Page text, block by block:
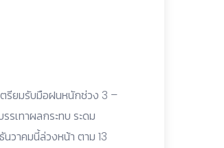
ตรียมรับมือฝนหนักช่วง 3 –
เทาผลกระทบ ระดม
าคมนี้ล่วงหน้า ตาม 13